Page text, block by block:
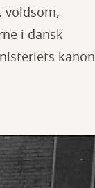
voldsom,
i dansk
kanon